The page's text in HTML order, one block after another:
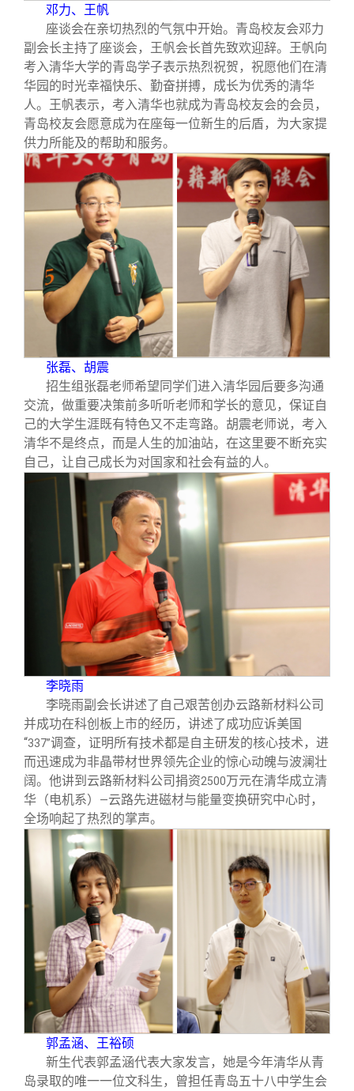
邓力、王帆
座谈会在亲切热烈的气氛中开始。青岛校友会邓力
副会长主持了座谈会，王帆会长首先致欢迎辞。王帆向
考入清华大学的青岛学子表示热烈祝贺，祝愿他们在清
华园的时光幸福快乐、勤奋拼搏，成长为优秀的清华
人。王帆表示，考入清华也就成为青岛校友会的会员，
青岛校友会愿意成为在座每一位新生的后盾，为大家提
供力所能及的帮助和服务。
张磊、胡震
招生组张磊老师希望同学们进入清华园后要多沟通
交流，做重要决策前多听听老师和学长的意见，保证自
己的大学生涯既有特色又不走弯路。胡震老师说，考入
清华不是终点，而是人生的加油站，在这里要不断充实
自己，让自己成长为对国家和社会有益的人。
李晓雨
李晓雨副会长讲述了自己艰苦创办云路新材料公司
并成功在科创板上市的经历，讲述了成功应诉美国
“337”调查，证明所有技术都是自主研发的核心技术，进
而迅速成为非晶带材世界领先企业的惊心动魄与波澜壮
阔。他讲到云路新材料公司捐资2500万元在清华成立清
华（电机系）
—云路先进磁材与能量变换研究中心时，
全场响起了热烈的掌声。
郭孟涵、王裕硕
新生代表郭孟涵代表大家发言，她是今年清华从青
岛录取的唯一一位文科生，曾担任青岛五十八中学生会